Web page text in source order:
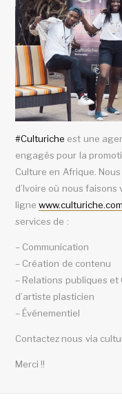
#Culturiche est une
engagés pour la
Culture en Afrique.
d’Ivoire où nous faisons
lignewww.culturiche.com
services de :
– Communication
– Création de contenu
– Relations publiques
d’artiste plasticien
– Événementiel
Contactez nous via
Merci !!